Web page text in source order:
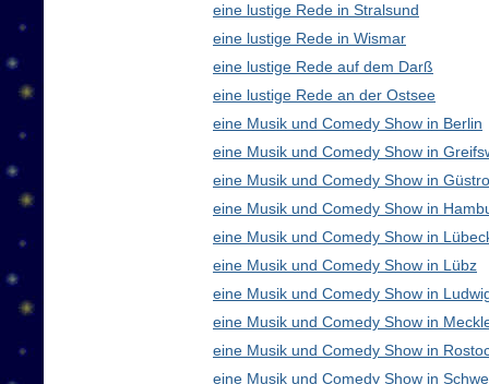
eine lustige Rede in Stralsund
eine lustige Rede in Wismar
eine lustige Rede auf dem Darß
eine lustige Rede an der Ostsee
eine Musik und Comedy Show in Berlin
eine Musik und Comedy Show in
eine Musik und Comedy Show in
eine Musik und Comedy Show in
eine Musik und Comedy Show in
eine Musik und Comedy Show in Lübz
eine Musik und Comedy Show in
eine Musik und Comedy Show in
eine Musik und Comedy Show in
eine Musik und Comedy Show in